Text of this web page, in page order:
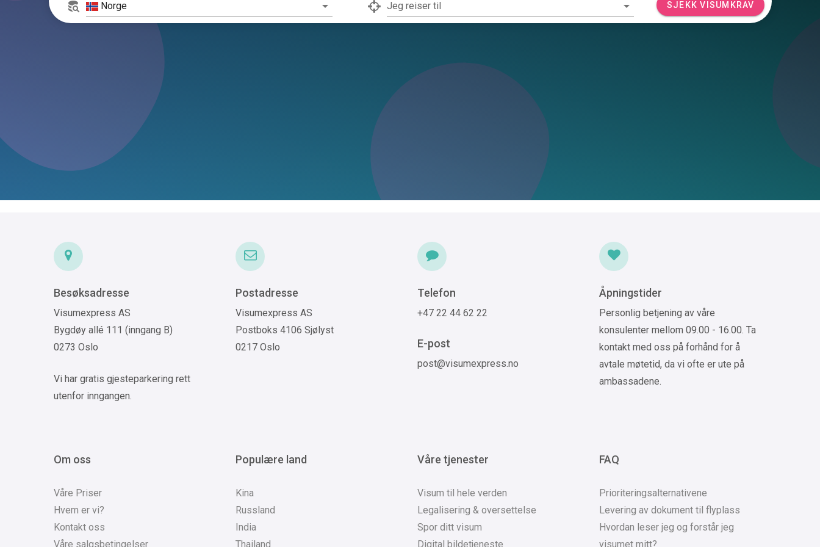
Norge Jeg reiser til SJEKK VISUMKRAV
Besøksadresse
Visumexpress AS
Bygdøy allé 111 (inngang B)
0273 Oslo
Vi har gratis gjesteparkering rett
utenfor inngangen.
Postadresse
Visumexpress AS
Postboks 4106 Sjølyst
0217 Oslo
Telefon
+47 22 44 62 22
E-post
post@visumexpress.no
Åpningstider
Personlig betjening av våre
konsulenter mellom 09.00 - 16.00. Ta
kontakt med oss på forhånd for å
avtale møtetid, da vi ofte er ute på
ambassadene.
Om oss
Våre Priser
Hvem er vi?
Kontakt oss
Våre salgsbetingelser
Populære land
Kina
Russland
India
Thailand
Våre tjenester
Visum til hele verden
Legalisering & oversettelse
Spor ditt visum
Digital bildetjeneste
FAQ
Prioriteringsalternativene
Levering av dokument til flyplass
Hvordan leser jeg og forstår jeg
visumet mitt?